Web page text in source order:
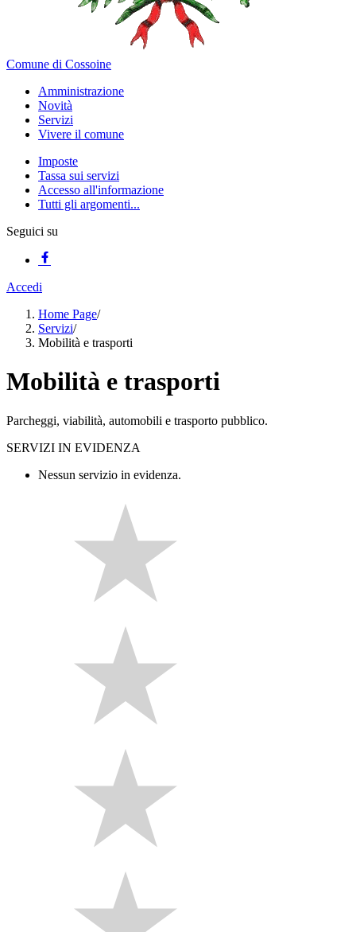
Comune di Cossoine
Amministrazione
Novità
Servizi
Vivere il comune
Imposte
Tassa sui servizi
Accesso all'informazione
Tutti gli argomenti...
Seguici su
Accedi
Home Page/
Servizi/
Mobilità e trasporti
Mobilità e trasporti
Parcheggi, viabilità, automobili e trasporto pubblico.
SERVIZI IN EVIDENZA
Nessun servizio in evidenza.